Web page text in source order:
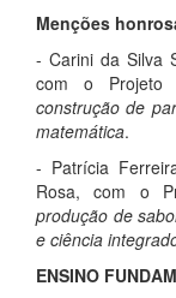
Menções
- Carini da Silva
com o
construção de
matemática.
- Patrícia
Rosa, com o
produção de
e ciência
ENSINO